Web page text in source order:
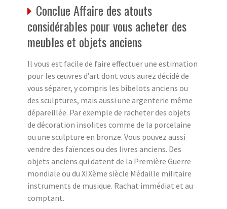
Conclue Affaire des atouts
considérables pour vous acheter des
meubles et objets anciens
Il vous est facile de faire effectuer une estimation
pour les œuvres d’art dont vous aurez décidé de
vous séparer, y compris les bibelots anciens ou
des sculptures, mais aussi une argenterie même
dépareillée. Par exemple de racheter des objets
de décoration insolites comme de la porcelaine
ou une sculpture en bronze. Vous pouvez aussi
vendre des faïences ou des livres anciens. Des
objets anciens qui datent de la Première Guerre
mondiale ou du XIXème siècle Médaille militaire
instruments de musique. Rachat immédiat et au
comptant.